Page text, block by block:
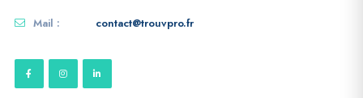
Mail : contact@trouvpro.fr